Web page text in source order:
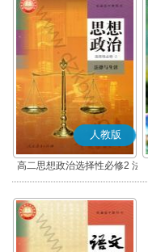
人教版
高二思想政治选择性必修2 法
律与生活(部编版)